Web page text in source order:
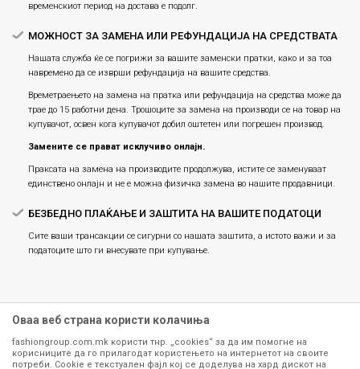
временскиот период на достава е подолг.
МОЖНОСТ ЗА ЗАМЕНА ИЛИ РЕФУНДАЦИЈА НА СРЕДСТВАТА
Нашата служба ќе се погрижи за вашите заменски пратки, како и за тоа
навремено да се изврши рефундација на вашите средства.
Времетраењето на замена на пратка или рефундацијa на средства може да
трае до 15 работни дена. Трошоците за замена на производи се на товар на
купувачот, освен кога купувачот добил оштетен или погрешен производ.
Замените се прават исклучиво онлајн.
Праксата на замена на производите продолжува, истите се заменуваат
единствено онлајн и не е можна физичка замена во нашите продавници.
БЕЗБЕДНО ПЛАЌАЊЕ И ЗАШТИТА НА ВАШИТЕ ПОДАТОЦИ
Сите ваши трансакции се сигурни со нашата заштита, а истото важи и за
податоците што ги внесувате при купување.
Оваа веб страна користи колачиња
fashiongroup.com.mk користи тнр. „cookies“ за да им помогне на
корисниците да го прилагодат користењето на интернетот на своите
потреби. Cookie е текстуален фајл кој се доделува на хард дискот на